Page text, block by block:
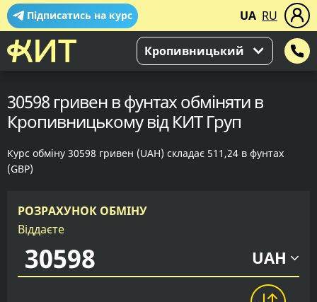
Підписатись на курс UA RU
Кропивницький
30598 гривен в фунтах обміняти в
Кропивницькому від КИТ Груп
Курс обміну 30598 гривен (UAH) складає 511,24 в фунтах
(GBP)
РОЗРАХУНОК ОБМІНУ
Віддаєте
UAH